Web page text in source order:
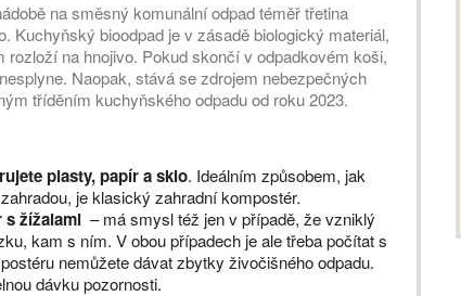
na směsný komunální odpad téměř třetina
Kuchyňský bioodpad je v zásadě biologický materiál,
na hnojivo. Pokud skončí v odpadkovém koši,
Naopak, stává se zdrojem nebezpečných
tříděním kuchyňského odpadu od roku 2023.
plasty, papír a sklo. Ideálním způsobem, jak
je klasický zahradní kompostér.
s žížalami – má smysl též jen v případě, že vzniklý
kam s ním. V obou případech je ale třeba počítat s
nemůžete dávat zbytky živočišného odpadu.
dávku pozornosti.